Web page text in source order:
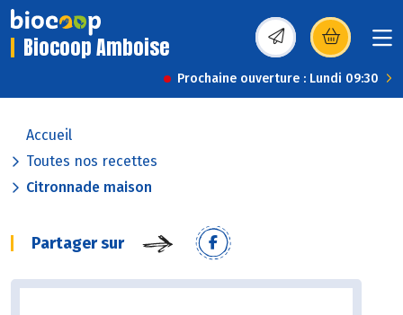
Biocoop Amboise (s’ouvre dans une
Prochaine ouverture : Lundi 09:30
Accueil
Toutes nos recettes
Citronnade maison
Partager sur